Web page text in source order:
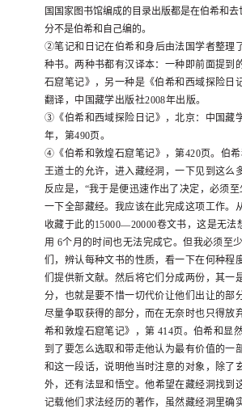
国国家图书馆编成的目录出版都是在伯希和
分不是伯希和自己编的。
②笔记和日记在伯希和身后由法国学者整理
种书。 两种书都有汉译本： 一种即前面提到
石窟笔记》，另一种是《伯希和西域探险日
翻译，中国藏学出版社2008年出版。
③ 《伯希和西域探险日记》，北京： 中国藏
年，第490页。
④ 《伯希和敦煌石窟笔记》，第420页。 伯
王道士的允许，进入藏经洞，一下见到这么
反应是， “我于是便迅速作出了决定，必须
一下全部藏经。 我应该在此完成这项工作。
收藏于此的15000—20000卷文书，这是无法
用 6个月的时间也无法完成它。但我必须至
们，辨认每种文书的性质，看一下在何种程
们提供新文献。 然后将它们分成两份，其一
分，也就是要不惜一切代价让他们出让的部分
尽量争取获得的部分，而在无奈时也只得放
希和敦煌石窟笔记》，第 414页。 伯希和显
到了要怎么选取和带走他认为最有价值的一
和这一段话，说明他当时注意的对象，除了
外，还有法显和悟空。他希望在藏经洞找到
记载他们求法经历的著作，虽然藏经洞里确